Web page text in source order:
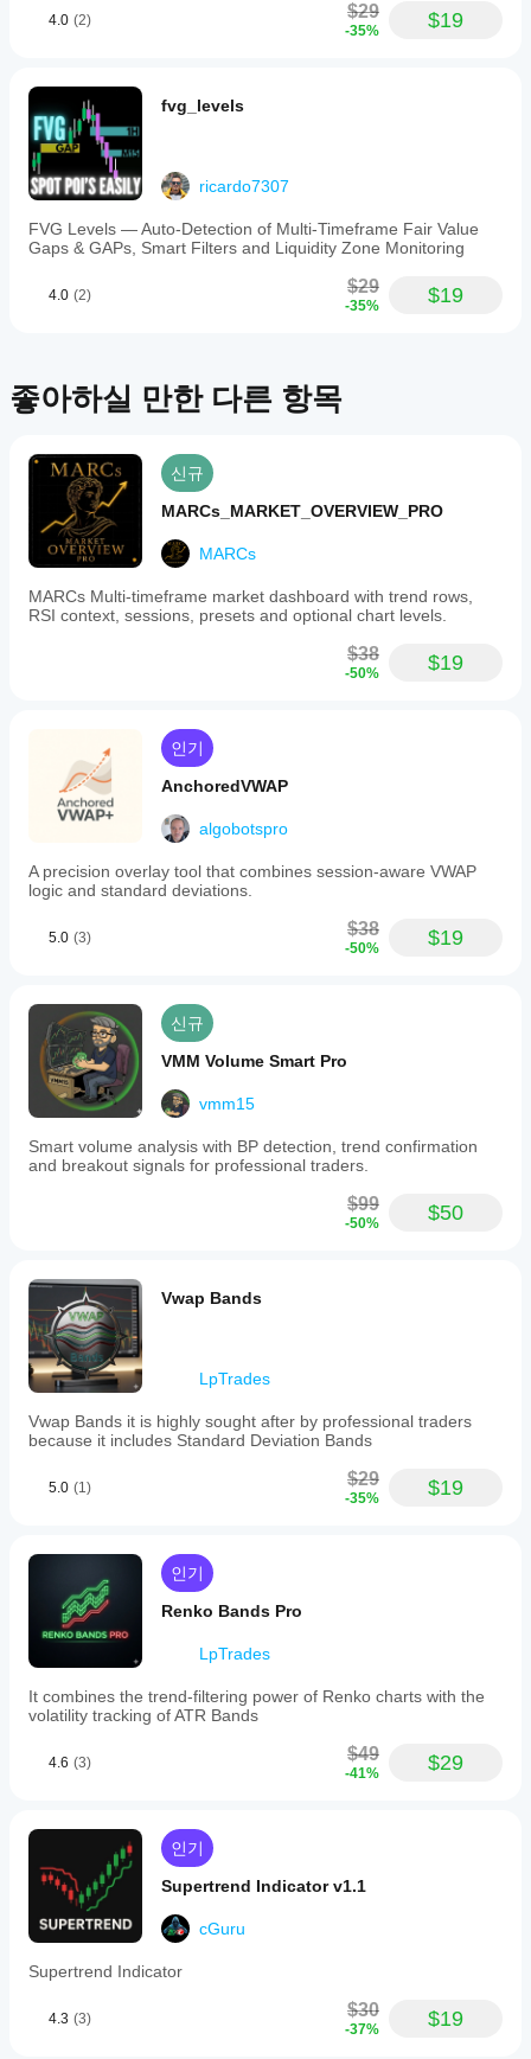
(커뮤니티를 최대한 돕기 위해 위 비디오 댓글에 질문과
지원 요청을 게시해 주세요!)
상, 두께 및 선 스타일 설정 가능.
구간 필터링: 보고 싶은 과거 구간 수를 정확히 선택
드래그 가능한 앵커:
구 초점을 이동할 수 있습니다.
전체 가시성 토글: 화면을 정리하기 위해 연구 전체를
즉시 숨기거나 표시할 수 있습니다.
and
and
interactive
history
with
draggable
vertical
anchors
explore
past
legs.
settings
for
HTF
without
switching
charts
and
updates
in
real-
drawing.
Additional
functionalities
include
leg
control
the
of
and
a
full
visibility
toggle
to
the
chart.
levels,
break
of
structure
(BOS),
liquidity
sweeps
grabs,
change
character
support/resistance
analysis.
provides
tool
for
to
action
accurately
and
confirm
liquidity
events
on
close
4.0 (2) $29
-35% $19
fvg_levels
ricardo7307
FVG Levels — Auto-Detection of Multi-Timeframe Fair Value
Gaps & GAPs, Smart Filters and Liquidity Zone Monitoring
4.0 (2) $29
-35% $19
좋아하실 만한 다른 항목
신규
MARCs_MARKET_OVERVIEW_PRO
MARCs
MARCs Multi-timeframe market dashboard with trend rows,
RSI context, sessions, presets and optional chart levels.
$38
-50% $19
인기
AnchoredVWAP
algobotspro
A precision overlay tool that combines session-aware VWAP
logic and standard deviations.
5.0 (3) $38
-50% $19
신규
VMM Volume Smart Pro
vmm15
Smart volume analysis with BP detection, trend confirmation
and breakout signals for professional traders.
$99
-50% $50
Vwap Bands
LpTrades
Vwap Bands it is highly sought after by professional traders
because it includes Standard Deviation Bands
5.0 (1) $29
-35% $19
인기
Renko Bands Pro
LpTrades
It combines the trend-filtering power of Renko charts with the
volatility tracking of ATR Bands
4.6 (3) $49
-41% $29
인기
Supertrend Indicator v1.1
cGuru
Supertrend Indicator
4.3 (3) $30
-37% $19